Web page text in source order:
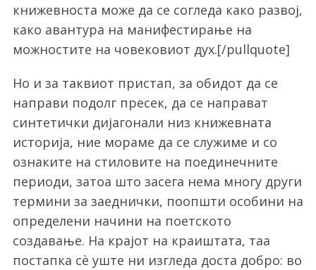
книжевноста може да се согледа како развој,
како авантура на манифестирање на
можностите на човековиот дух.[/pullquote]
Но и за таквиот пристап, за обидот да се
направи подолг пресек, да се направат
синтетички дијагонали низ книжевната
историја, ние мораме да се служиме и со
ознаките на стиловите на поединечните
периоди, затоа што засега нема многу други
термини за заеднички, поопшти особини на
определени начини на поетското
создавање. На крајот на краиштата, таа
постапка сѐ уште ни изгледа доста добро: во
h
r